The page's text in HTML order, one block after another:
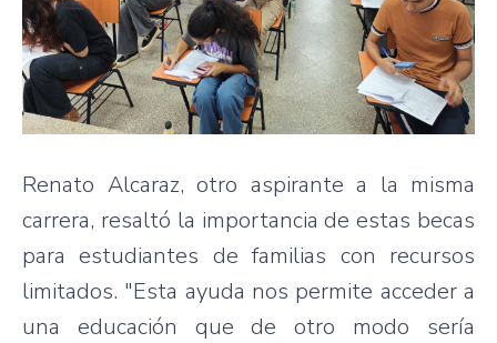
Renato Alcaraz, otro aspirante a la misma
carrera, resaltó la importancia de estas becas
para estudiantes de familias con recursos
limitados. "Esta ayuda nos permite acceder a
una educación que de otro modo sería